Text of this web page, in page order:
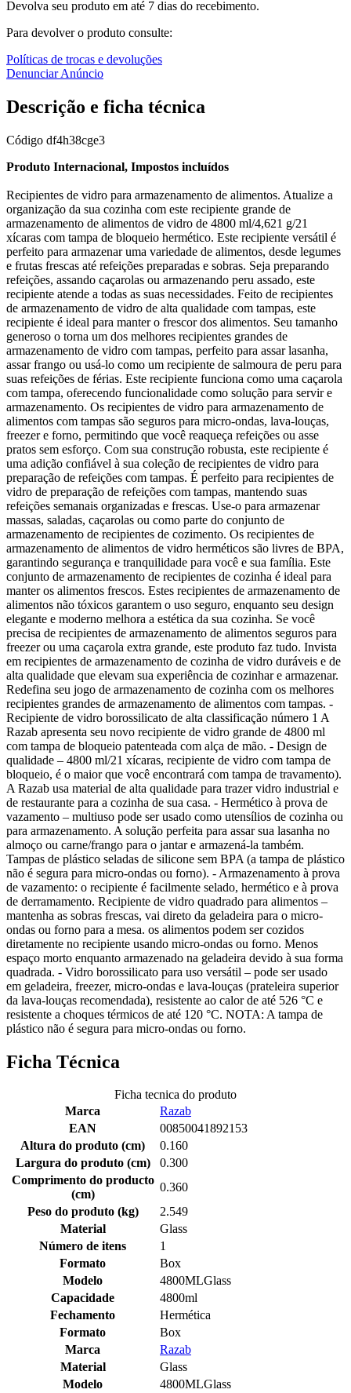
Devolva seu produto em até 7 dias do recebimento.
Para devolver o produto consulte:
Políticas de trocas e devoluções
Denunciar Anúncio
Descrição e ficha técnica
Código df4h38cge3
Produto Internacional, Impostos incluídos
Recipientes de vidro para armazenamento de alimentos. Atualize a
organização da sua cozinha com este recipiente grande de
armazenamento de alimentos de vidro de 4800 ml/4,621 g/21
xícaras com tampa de bloqueio hermético. Este recipiente versátil é
perfeito para armazenar uma variedade de alimentos, desde legumes
e frutas frescas até refeições preparadas e sobras. Seja preparando
refeições, assando caçarolas ou armazenando peru assado, este
recipiente atende a todas as suas necessidades. Feito de recipientes
de armazenamento de vidro de alta qualidade com tampas, este
recipiente é ideal para manter o frescor dos alimentos. Seu tamanho
generoso o torna um dos melhores recipientes grandes de
armazenamento de vidro com tampas, perfeito para assar lasanha,
assar frango ou usá-lo como um recipiente de salmoura de peru para
suas refeições de férias. Este recipiente funciona como uma caçarola
com tampa, oferecendo funcionalidade como solução para servir e
armazenamento. Os recipientes de vidro para armazenamento de
alimentos com tampas são seguros para micro-ondas, lava-louças,
freezer e forno, permitindo que você reaqueça refeições ou asse
pratos sem esforço. Com sua construção robusta, este recipiente é
uma adição confiável à sua coleção de recipientes de vidro para
preparação de refeições com tampas. É perfeito para recipientes de
vidro de preparação de refeições com tampas, mantendo suas
refeições semanais organizadas e frescas. Use-o para armazenar
massas, saladas, caçarolas ou como parte do conjunto de
armazenamento de recipientes de cozimento. Os recipientes de
armazenamento de alimentos de vidro herméticos são livres de BPA,
garantindo segurança e tranquilidade para você e sua família. Este
conjunto de armazenamento de recipientes de cozinha é ideal para
manter os alimentos frescos. Estes recipientes de armazenamento de
alimentos não tóxicos garantem o uso seguro, enquanto seu design
elegante e moderno melhora a estética da sua cozinha. Se você
precisa de recipientes de armazenamento de alimentos seguros para
freezer ou uma caçarola extra grande, este produto faz tudo. Invista
em recipientes de armazenamento de cozinha de vidro duráveis e de
alta qualidade que elevam sua experiência de cozinhar e armazenar.
Redefina seu jogo de armazenamento de cozinha com os melhores
recipientes grandes de armazenamento de alimentos com tampas. -
Recipiente de vidro borossilicato de alta classificação número 1 A
Razab apresenta seu novo recipiente de vidro grande de 4800 ml
com tampa de bloqueio patenteada com alça de mão. - Design de
qualidade – 4800 ml/21 xícaras, recipiente de vidro com tampa de
bloqueio, é o maior que você encontrará com tampa de travamento).
A Razab usa material de alta qualidade para trazer vidro industrial e
de restaurante para a cozinha de sua casa. - Hermético à prova de
vazamento – multiuso pode ser usado como utensílios de cozinha ou
para armazenamento. A solução perfeita para assar sua lasanha no
almoço ou carne/frango para o jantar e armazená-la também.
Tampas de plástico seladas de silicone sem BPA (a tampa de plástico
não é segura para micro-ondas ou forno). - Armazenamento à prova
de vazamento: o recipiente é facilmente selado, hermético e à prova
de derramamento. Recipiente de vidro quadrado para alimentos –
mantenha as sobras frescas, vai direto da geladeira para o micro-
ondas ou forno para a mesa. os alimentos podem ser cozidos
diretamente no recipiente usando micro-ondas ou forno. Menos
espaço morto enquanto armazenado na geladeira devido à sua forma
quadrada. - Vidro borossilicato para uso versátil – pode ser usado
em geladeira, freezer, micro-ondas e lava-louças (prateleira superior
da lava-louças recomendada), resistente ao calor de até 526 °C e
resistente a choques térmicos de até 120 °C. NOTA: A tampa de
plástico não é segura para micro-ondas ou forno.
Ficha Técnica
Ficha tecnica do produto
Marca
Razab
EAN
00850041892153
Altura do produto (cm)
0.160
Largura do produto (cm)
0.300
Comprimento do producto
(cm)
0.360
Peso do produto (kg)
2.549
Material
Glass
Número de itens
1
Formato
Box
Modelo
4800MLGlass
Capacidade
4800ml
Fechamento
Hermética
Formato
Box
Marca
Razab
Material
Glass
Modelo
4800MLGlass